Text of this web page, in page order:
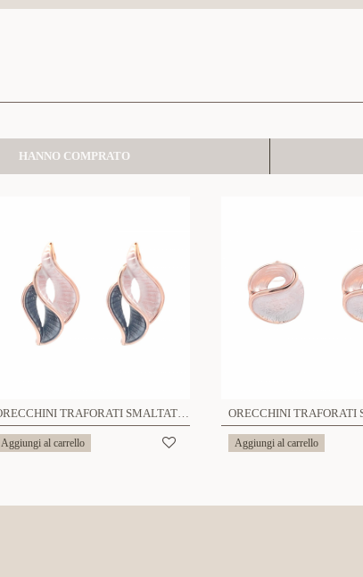
HANNO COMPRATO
ORECCHINI TRAFORATI SMALTATI - SW211432A17
Aggiungi al carrello Aggiungi al carrello